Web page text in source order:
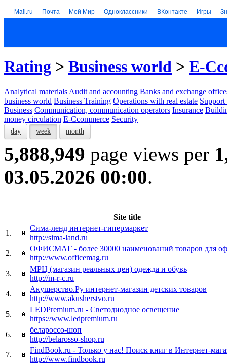
Mail.ru Почта Мой Мир Одноклассники ВКонтакте Игры
Rating > Business world > E-
Analytical materials Audit and accounting Banks and exchange
business world Business Training Operations with real estate Support
Business Communication, communication operators Insurance
money circulation E-Ccommerce Security
day week month
5,888,949 page views per
03.05.2026 00:00.
Site title
1.
Сима-ленд интернет-гипермаркет
http://sima-land.ru
2.
ОФИСМАГ - более 30000 наименований товаров для
http://www.officemag.ru
3.
МРЦ (магазин реальных цен) одежда и обувь
http://m-r-c.ru
4.
Акушерство.Ру интернет-магазин детских товаров
http://www.akusherstvo.ru
5.
LEDPremium.ru - Светодиодное освещение
https://www.ledpremium.ru
6.
белароссо-шоп
http://belarosso-shop.ru
7.
FindBook.ru - Только у нас! Поиск книг в Интернет-
http://www.findbook.ru